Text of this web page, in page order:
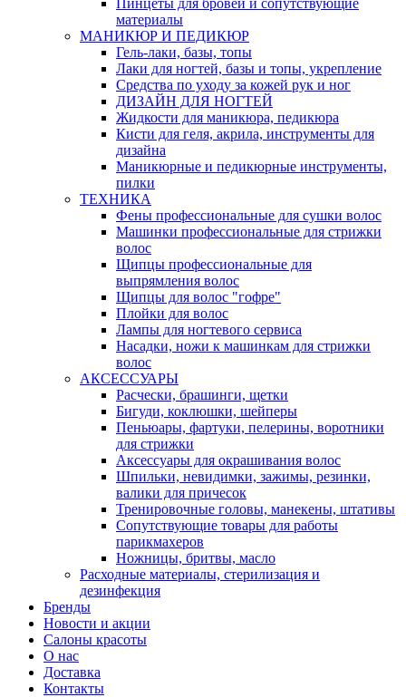
материалы
МАНИКЮР И ПЕДИКЮР
Гель-лаки, базы, топы
Лаки для ногтей, базы и топы, укрепление
Средства по уходу за кожей рук и ног
ДИЗАЙН ДЛЯ НОГТЕЙ
Жидкости для маникюра, педикюра
Кисти для геля, акрила, инструменты для
дизайна
Маникюрные и педикюрные инструменты,
пилки
ТЕХНИКА
Фены профессиональные для сушки волос
Машинки профессиональные для стрижки
волос
Щипцы профессиональные для
выпрямления волос
Щипцы для волос "гофре"
Плойки для волос
Лампы для ногтевого сервиса
Насадки, ножи к машинкам для стрижки
волос
АКСЕССУАРЫ
Расчески, брашинги, щетки
Бигуди, коклюшки, шейперы
Пеньюары, фартуки, пелерины, воротники
для стрижки
Аксессуары для окрашивания волос
Шпильки, невидимки, зажимы, резинки,
валики для причесок
Тренировочные головы, манекены, штативы
Сопутствующие товары для работы
парикмахеров
Ножницы, бритвы, масло
Расходные материалы, стерилизация и
дезинфекция
Бренды
Новости и акции
Салоны красоты
О нас
Доставка
Контакты